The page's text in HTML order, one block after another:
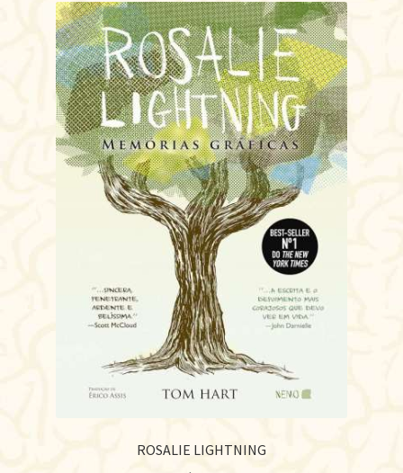
ROSALIE LIGHTNING